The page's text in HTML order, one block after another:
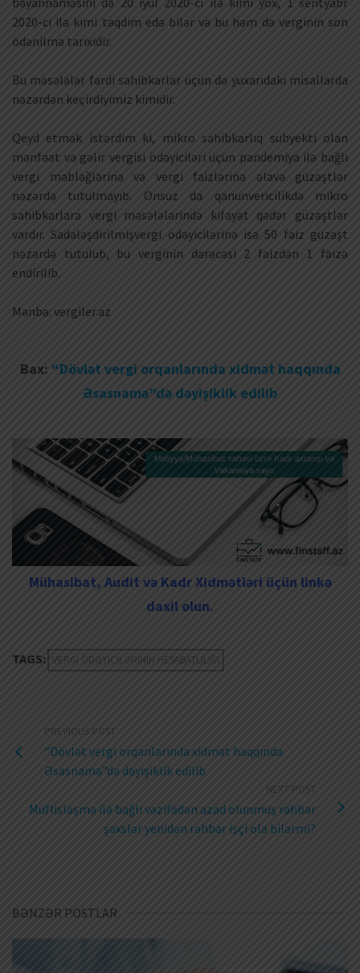
2020-ci ilə kimi təqdim edə bilər və bu həm də verginin son
ödənilmə tarixidir.
Bu məsələlər fərdi sahibkarlar üçün də yuxarıdakı misallarda
nəzərdən keçirdiyimiz kimidir.
Qeyd etmək istərdim ki, mikro sahibkarlıq subyekti olan
mənfəət və gəlir vergisi ödəyiciləri üçün pandemiya ilə bağlı
vergi məbləğlərinə və vergi faizlərinə əlavə güzəştlər
nəzərdə tutulmayıb. Onsuz da qanunvericilikdə mikro
sahibkarlara vergi məsələlərində kifayət qədər güzəştlər
vardır. Sadələşdirilmişvergi ödəyicilərinə isə 50 faiz güzəşt
nəzərdə tutulub, bu verginin dərəcəsi 2 faizdən 1 faizə
endirilib.
Mənbə: vergiler.az
Bax: “Dövlət vergi orqanlarında xidmət haqqında
Əsasnamə”də dəyişiklik edilib
Mühasibat, Audit və Kadr Xidmətləri üçün linkə
daxil olun.
TAGS: VERGI ÖDƏYICILƏRININ HESABATLILIĞI
PREVIOUS POST
“Dövlət vergi orqanlarında xidmət haqqında
Əsasnamə”də dəyişiklik edilib
NEXT POST
Müflisləşmə ilə bağlı vəzifədən azad olunmuş rəhbər
şəxslər yenidən rəhbər işçi ola bilərmi?
BƏNZƏR POSTLAR